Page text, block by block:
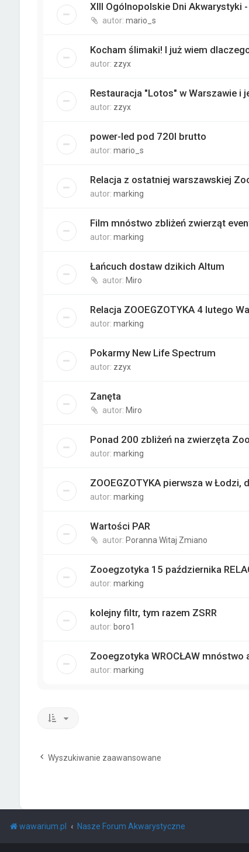
XIII Ogólnopolskie Dni Akwarystyki
autor: mario_s
Kocham ślimaki! I już wiem
autor: zzyx
Restauracja "Lotos" w Warszawie i
autor: zzyx
power-led pod 720l brutto
autor: mario_s
Relacja z ostatniej warszawskiej
autor: marking
Film mnóstwo zbliżeń zwierząt
autor: marking
Łańcuch dostaw dzikich Altum
autor: Miro
Relacja ZOOEGZOTYKA 4 lutego
autor: marking
Pokarmy New Life Spectrum
autor: zzyx
Zanęta
autor: Miro
Ponad 200 zbliżeń na zwierzęta
autor: marking
ZOOEGZOTYKA pierwsza w
autor: marking
Wartości PAR
autor: Poranna Witaj Zmiano
Zooegzotyka 15 października
autor: marking
kolejny filtr, tym razem ZSRR
autor: boro1
Zooegzotyka WROCŁAW mnóstwo
autor: marking
Wyszukiwanie zaawansowane
wawarium.pl Nasze Forum Akwarystyczne